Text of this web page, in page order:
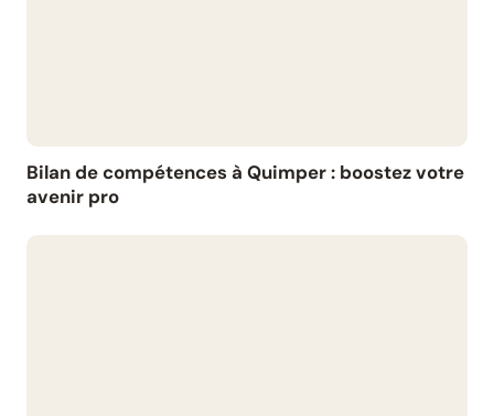
Bilan de compétences à Quimper : boostez votre
avenir pro